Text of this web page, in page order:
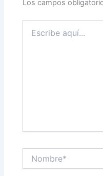
Los campos
aquí...